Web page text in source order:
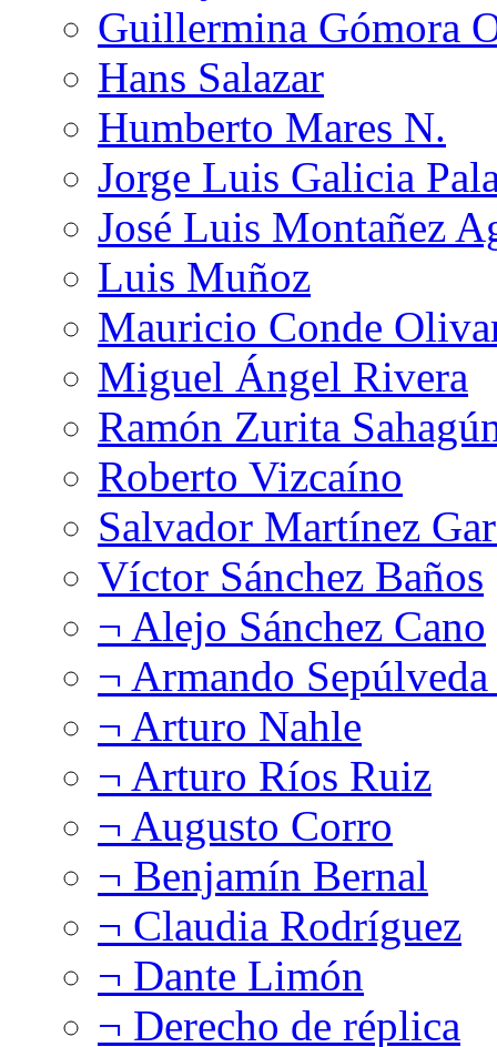
Guillermina Gómora
Hans Salazar
Humberto Mares N.
Jorge Luis Galicia
José Luis Montañez
Luis Muñoz
Mauricio Conde
Miguel Ángel Rivera
Ramón Zurita
Roberto Vizcaíno
Salvador Martínez
Víctor Sánchez Baños
¬ Alejo Sánchez Cano
¬ Armando
¬ Arturo Nahle
¬ Arturo Ríos Ruiz
¬ Augusto Corro
¬ Benjamín Bernal
¬ Claudia Rodríguez
¬ Dante Limón
¬ Derecho de réplica